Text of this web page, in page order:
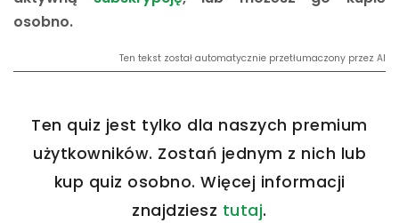
osobno.
Ten tekst został automatycznie przetłumaczony przez AI
Ten quiz jest tylko dla naszych premium
użytkowników. Zostań jednym z nich lub
kup quiz osobno. Więcej informacji
znajdziesz tutaj.